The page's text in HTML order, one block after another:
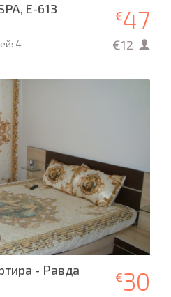
E-613
4
€47
€12
- Равда €30